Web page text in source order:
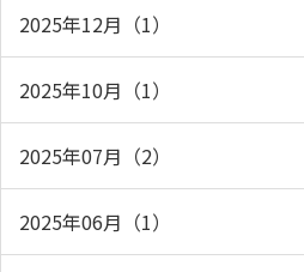
2025年12月（1）
2025年10月（1）
2025年07月（2）
2025年06月（1）